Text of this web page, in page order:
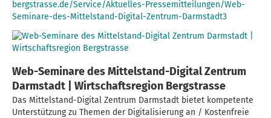
bergstrasse.de/Service/Aktuelles-Pressemitteilungen/Web-
Seminare-des-Mittelstand-Digital-Zentrum-Darmstadt3
Web-Seminare des Mittelstand-Digital Zentrum
Darmstadt | Wirtschaftsregion Bergstrasse
Das Mittelstand-Digital Zentrum Darmstadt bietet kompetente
Unterstützung zu Themen der Digitalisierung an / Kostenfreie